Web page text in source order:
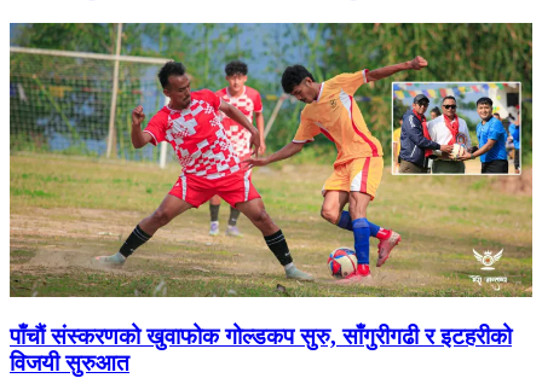
पाँचाैं संस्करणको खुवाफोक गोल्डकप सुरु, साँगुरीगढी र इटहरीको
विजयी सुरुआत